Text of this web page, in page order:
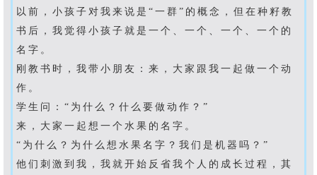
以前，小孩子对我来说是 “ 一群 ” 的概念，但在种籽教
书后，我觉得小孩子就是一个、一个、一个、一个的
名字。
刚教书时，我带小朋友：来，大家跟我一起做一个动
作。
学生问： “ 为什么？什么要做动作？ ”
来，大家一起想一个水果的名字。
“ 为什么？为什么想水果名字？我们是机器吗？ ”
他们刺激到我，我就开始反省我个人的成长过程，其